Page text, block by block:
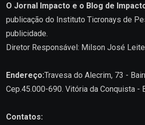
O Jornal Impacto e o Blog de
publicação do Instituto Ticronays de
publicidade.
Diretor Responsável: Milson José
Endereço:Travesa do Alecrim, 73 -
Cep.45.000-690. Vitória da Conquista -
Contatos: